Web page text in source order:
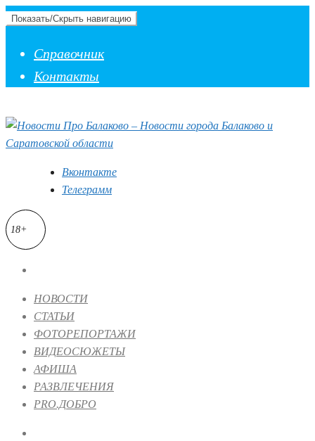
Показать/Скрыть навигацию
Справочник
Контакты
Вконтакте
Телеграмм
18+
НОВОСТИ
СТАТЬИ
ФОТОРЕПОРТАЖИ
ВИДЕОСЮЖЕТЫ
АФИША
РАЗВЛЕЧЕНИЯ
PRO.ДОБРО